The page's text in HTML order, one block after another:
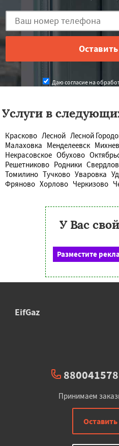
Даю согласие на
Услуги в
Красково Лесной Лесной
Малаховка Менделеевск
Некрасовское Обухово
Решетниково Родники
Томилино Тучково Уваровка
Фряново Хорлово Черкизово
У Вас
Разместите
EifGaz
880041578
Принимаем